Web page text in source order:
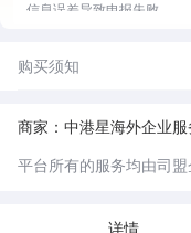
信息误差导致申报失败。
进度实时反馈：在申报过程
市场法规要求。
购买须知
商家：中港星海外企业服
平台所有的服务均由司盟
详情